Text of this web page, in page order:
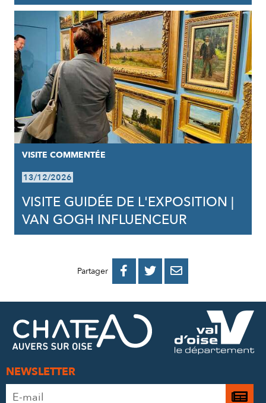
VISITE COMMENTÉE
13/12/2026
VISITE GUIDÉE DE L'EXPOSITION |
VAN GOGH INFLUENCEUR
Partager 
PARTAGER
FACEBOOK
PARTAGER
PARTAGER
MAIL
NEWSLETTER
Adresse
Je